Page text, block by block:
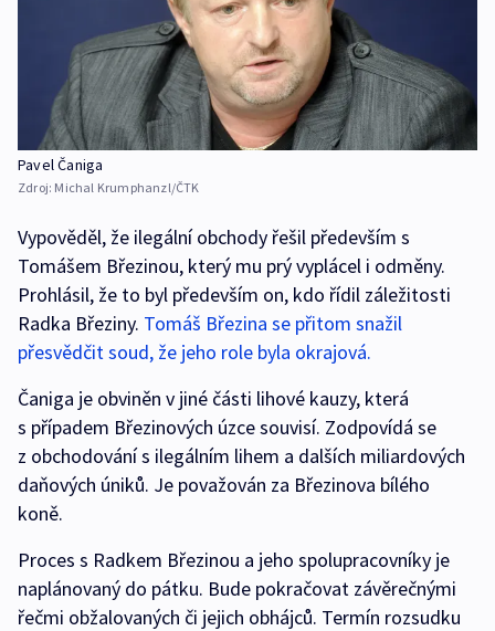
Pavel Čaniga
Zdroj: Michal Krumphanzl/ČTK
Vypověděl, že ilegální obchody řešil především s
Tomášem Březinou, který mu prý vyplácel i odměny.
Prohlásil, že to byl především on, kdo řídil záležitosti
Radka Březiny. Tomáš Březina se přitom snažil
přesvědčit soud, že jeho role byla okrajová.
Čaniga je obviněn v jiné části lihové kauzy, která
s případem Březinových úzce souvisí. Zodpovídá se
z obchodování s ilegálním lihem a dalších miliardových
daňových úniků. Je považován za Březinova bílého
koně.
Proces s Radkem Březinou a jeho spolupracovníky je
naplánovaný do pátku. Bude pokračovat závěrečnými
řečmi obžalovaných či jejich obhájců. Termín rozsudku